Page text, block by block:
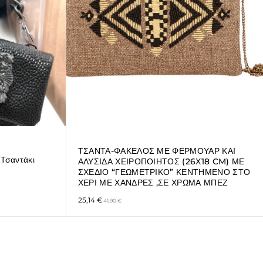
ΤΣΑΝΤΑ-ΦΑΚΕΛΟΣ ΜΕ ΦΕΡΜΟΥΑΡ ΚΑΙ
ΑΛΥΣΙΔΑ ΧΕΙΡΟΠΟΙΗΤΟΣ (26Χ18 CM) ΜΕ
ΣΧΕΔΙΟ “ΓΕΩΜΕΤΡΙΚΟ” ΚΕΝΤΗΜΕΝΟ ΣΤΟ
ΧΕΡΙ ΜΕ ΧΑΝΔΡΕΣ ,ΣΕ ΧΡΩΜΑ ΜΠΕΖ
41,90€
25,14€